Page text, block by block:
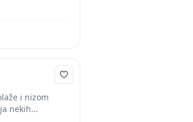
i nizom
nekih...